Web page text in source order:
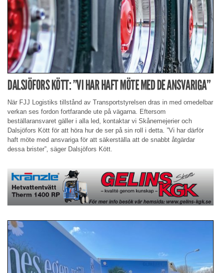
DALSJÖFORS KÖTT: ”VI HAR HAFT MÖTE MED DE ANSVARIGA”
När FJJ Logistiks tillstånd av Transportstyrelsen dras in med omedelbar
verkan ses fordon fortfarande ute på vägarna. Eftersom
beställaransvaret gäller i alla led, kontaktar vi Skånemejerier och
Dalsjöfors Kött för att höra hur de ser på sin roll i detta. ”Vi har därför
haft möte med ansvariga för att säkerställa att de snabbt åtgärdar
dessa brister”, säger Dalsjöfors Kött.